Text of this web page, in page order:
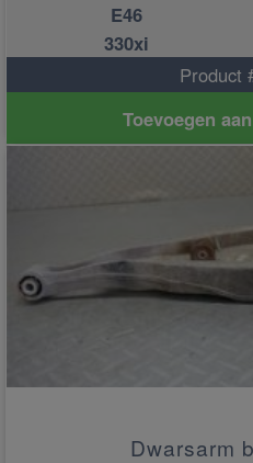
E46
330xi
Product
Toevoegen
Dwarsarm